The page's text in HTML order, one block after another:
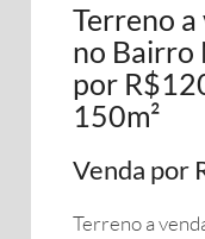
Terreno
no Bairro
por
150m²
Venda por
Terreno a